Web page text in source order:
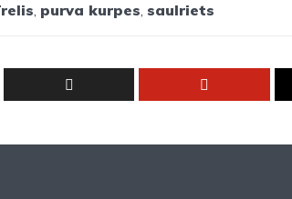
, purva kurpes, saulriets